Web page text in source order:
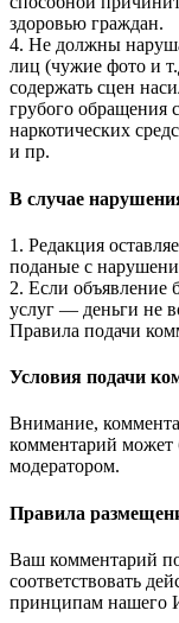
здоровью граждан.
4. Не должны
лиц (чужие фото и
содержать сцен
грубого обращения
наркотических
и пр.
В случае
1. Редакция
поданые с
2. Если
услуг — деньги не
Правила подачи
Условия подачи
Внимание,
комментарий может
модератором.
Правила
Ваш комментарий
соответствовать
принципам нашего